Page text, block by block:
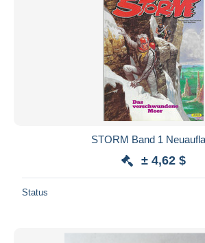
STORM Band 1
± 4,62 $
Status